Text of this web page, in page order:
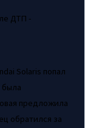
Solaris попал
была
предложила
обратился за